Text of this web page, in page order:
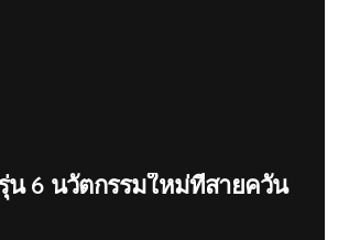
น 6 นวัตกรรมใหม่ที่สายควัน